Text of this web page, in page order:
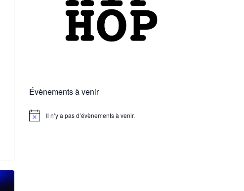
Évènements à venir
N
Il n’y a pas d’évènements à venir.